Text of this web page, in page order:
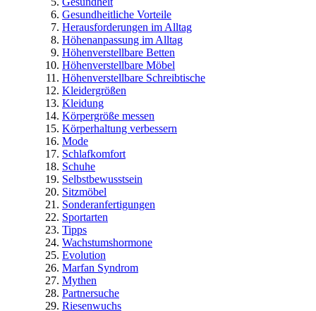
Gesundheitliche Vorteile
Herausforderungen im Alltag
Höhenanpassung im Alltag
Höhenverstellbare Betten
Höhenverstellbare Möbel
Höhenverstellbare Schreibtische
Kleidergrößen
Kleidung
Körpergröße messen
Körperhaltung verbessern
Mode
Schlafkomfort
Schuhe
Selbstbewusstsein
Sitzmöbel
Sonderanfertigungen
Sportarten
Tipps
Wachstumshormone
Evolution
Marfan Syndrom
Mythen
Partnersuche
Riesenwuchs